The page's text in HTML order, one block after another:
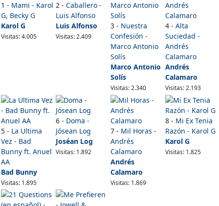
1 - Mami - Karol
G, Becky G
Karol G
Visitas: 4.005
2 -Caballero -
Luis Alfonso
Luis Alfonso
Visitas: 2.409
3 - Nuestra
Confesión -
Marco Antonio
Solís
Marco Antonio
Solís
Visitas: 2.340
4 -Alta
Suciedad -
Andrés
Calamaro
Andrés
Calamaro
Visitas: 2.193
5 - La Ultima
Vez - Bad
Bunny ft. Anuel
AA
Bad Bunny
Visitas: 1.895
6 - Doma -
Jósean Log
Joséan Log
Visitas: 1.892
7 - Mil Horas -
Andrés
Calamaro
Andrés
Calamaro
Visitas: 1.869
8 - Mi Ex Tenia
Razón - Karol G
Karol G
Visitas: 1.825